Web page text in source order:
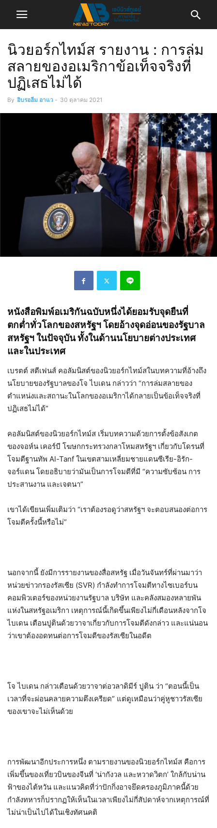
นิวยอร์กไทม์ส รายงาน : การล่ม
สลายของอเมริกาข้อเท็จจริงที่
ปฏิเสธไม่ได้
By อิบรอฮีม อาแว - 30 ตุลาคม 2021
หนังสือพิมพ์อเมริกันฉบับหนึ่งได้ยอมรับจุดยืนที่
ตกต่ำทั่วโลกของสหรัฐฯ โดยอ้างจุดอ่อนของรัฐบาล
สหรัฐฯ ในปัจจุบันทั้งในด้านนโยบายต่างประเทศ
และในประเทศ
เบรตต์ สตีเฟนส์ คอลัมนิสต์ของนิวยอร์กไทม์สในบทความที่อ้างถึง
นโยบายของรัฐบาลของโจ ไบเดน กล่าวว่า “การล่มสลายของ
ตำแหน่งและสถานะในโลกของอเมริกาได้กลายเป็นข้อเท็จจริงที่
ปฏิเสธไม่ได้”
คอลัมนิสต์ของนิวยอร์กไทม์ส เริ่มบทความด้วยการตั้งข้อสังเกต
ของจอห์น เคอร์บี โฆษกกระทรวงกลาโหมสหรัฐฯ เกี่ยวกับโดรนที่
โจมตีฐานทัพ Al-Tanf ในเขตสามเหลี่ยมชายแดนซีเรีย-อิรัก-
จอร์แดน โดยอธิบายว่ามันเป็นการโจมตีที่มี “ความซับซ้อน การ
ประสานงาน และเจตนา”
เขาได้เขียนเพิ่มเติมว่า “เราต้องรอดูว่าสหรัฐฯ จะตอบสนองต่อการ
โจมตีครั้งนี้หรือไม่”
นอกจากนี้ ยังมีการรายงานของสื่อสหรัฐ เมื่อวันจันทร์ที่ผ่านมาว่า
หน่วยข่าวกรองรัสเซีย (SVR) กำลังทำการโจมตีทางไซเบอร์บน
คอมพิวเตอร์ของหน่วยงานรัฐบาล บริษัท และคลังสมองหลายพัน
แห่งในสหรัฐอเมริกา เหตุการณ์นี้เกิดขึ้นเพียงไม่กี่เดือนหลังจากโจ
ไบเดน เตือนปูตินด้วยวาจาเกี่ยวกับการโจมตีดังกล่าว และแน่นอน
ว่าเขาต้องอดทนต่อการโจมตีของรัสเซียในอดีต
โจ ไบเดน กล่าวเตือนด้วยวาจาต่อวลาดิมีร์ ปูติน ว่า “ตอนนี้เป็น
เวลาที่จะผ่อนคลายความตึงเครียด” แต่ดูเหมือนว่าคู่หูชาวรัสเซีย
ของเขาจะไม่เห็นด้วย
การพัฒนาอีกประการหนึ่ง ตามรายงานของนิวยอร์กไทม์ส คือการ
เพิ่มขึ้นของเที่ยวบินของจีนที่ ‘น่ากังวล และหวาดวิตก’ ใกล้กับน่าน
ฟ้าของไต้หวัน และแนวคิดที่ว่าปักกิ่งอาจยึดครองภูมิภาคนี้ด้วย
กำลังทหารก็ปรากฏให้เห็นในเวลาเพียงไม่กี่สัปดาห์จากเหตุการณ์ที่
ไม่น่าเป็นไปได้ในเชิงทัศนคติ